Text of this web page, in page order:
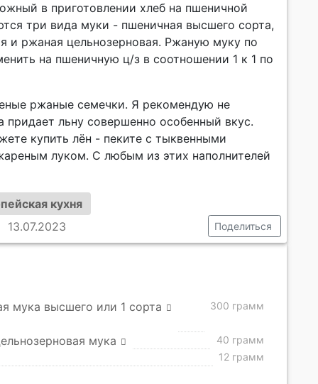
в приготовлении хлеб на пшеничной
три вида муки - пшеничная высшего сорта,
и ржаная цельнозерновая. Ржаную муку по
на пшеничную ц/з в соотношении 1 к 1 по
ржаные семечки. Я рекомендую не
придает льну совершенно особенный вкус.
купить лён - пеките с тыквенными
луком. С любым из этих наполнителей
кухня
13.07.2023
Поделиться
мука высшего или 1 сорта 300 грамм
мука
40 грамм
12 грамм